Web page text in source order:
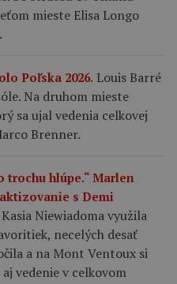
mieste Elisa Longo
Poľska 2026. Louis Barré
Na druhom mieste
sa ujal vedenia celkovej
Brenner.
trochu hlúpe.“ Marlen
s Demi
Kasia Niewiadoma využila
necelých desať
a na Mont Ventoux si
vedenie v celkovom